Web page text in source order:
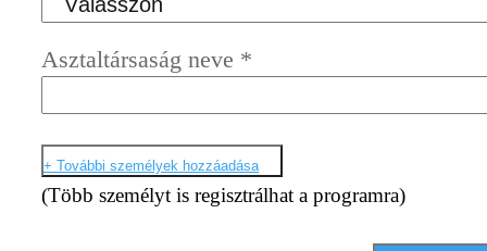
Asztaltársaság neve *
+ További személyek hozzáadása
(Több személyt is regisztrálhat a programra)